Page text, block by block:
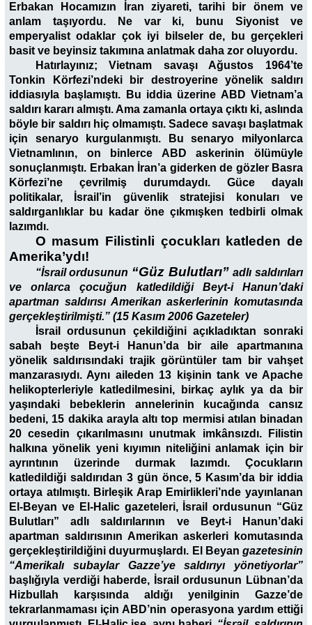
Erbakan Hocamızın İran ziyareti, tarihi bir önem ve
anlam taşıyordu. Ne var ki, bunu Siyonist ve
emperyalist odaklar çok iyi bilseler de, bu gerçekleri
basit ve beyinsiz takımına anlatmak daha zor oluyordu.
Hatırlayınız; Vietnam savaşı Ağustos 1964’te
Tonkin Körfezi’ndeki bir destroyerine yönelik saldırı
iddiasıyla başlamıştı. Bu iddia üzerine ABD Vietnam’a
saldırı kararı almıştı. Ama zamanla ortaya çıktı ki, aslında
böyle bir saldırı hiç olmamıştı. Sadece savaşı başlatmak
için senaryo kurgulanmıştı. Bu senaryo milyonlarca
Vietnamlının, on binlerce ABD askerinin ölümüyle
sonuçlanmıştı. Erbakan İran’a giderken de gözler Basra
Körfezi’ne çevrilmiş durumdaydı. Güce dayalı
politikalar, İsrail’in güvenlik stratejisi konuları ve
saldırganlıklar bu kadar öne çıkmışken tedbirli olmak
lazımdı.
O masum Filistinli çocukları katleden de
Amerika’ydı!
“İsrail ordusunun “Güz Bulutları”adlı saldırıları
ve onlarca çocuğun katledildiği Beyt-i Hanun’daki
apartman saldırısı Amerikan askerlerinin komutasında
gerçekleştirilmişti.” (15 Kasım 2006 Gazeteler)
İsrail ordusunun çekildiğini açıkladıktan sonraki
sabah beşte Beyt-i Hanun’da bir aile apartmanına
yönelik saldırısındaki trajik görüntüler tam bir vahşet
manzarasıydı. Aynı aileden 13 kişinin tank ve Apache
helikopterleriyle katledilmesini, birkaç aylık ya da bir
yaşındaki bebeklerin annelerinin kucağında cansız
bedeni, 15 dakika arayla altı top mermisi atılan binadan
20 cesedin çıkarılmasını unutmak imkânsızdı. Filistin
halkına yönelik yeni kıyımın niteliğini anlamak için bir
ayrıntının üzerinde durmak lazımdı. Çocukların
katledildiği saldırıdan 3 gün önce, 5 Kasım’da bir iddia
ortaya atılmıştı. Birleşik Arap Emirlikleri’nde yayınlanan
El-Beyan ve El-Halic gazeteleri, İsrail ordusunun “Güz
Bulutları” adlı saldırılarının ve Beyt-i Hanun’daki
apartman saldırısının Amerikan askerleri komutasında
gerçekleştirildiğini duyurmuşlardı. El Beyan gazetesinin
“Amerikalı subaylar Gazze’ye saldırıyı yönetiyorlar”
başlığıyla verdiği haberde, İsrail ordusunun Lübnan’da
Hizbullah karşısında aldığı yenilginin Gazze’de
tekrarlanmaması için ABD’nin operasyona yardım ettiği